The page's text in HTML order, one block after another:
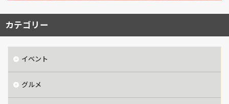
カテゴリー
イベント
グルメ